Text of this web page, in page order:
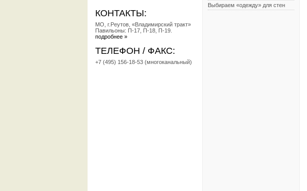
КОНТАКТЫ:
МО, г.Реутов, «Владимирский тракт»
Павильоны: П-17, П-18, П-19.
подробнее »
ТЕЛЕФОН / ФАКС:
+7 (495) 156-18-53 (многоканальный)
Выбираем «одежду» для стен